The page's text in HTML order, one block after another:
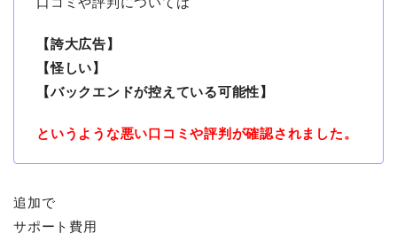
【誇大広告】
【怪しい】
【バックエンドが控えている可能性】
というような悪い口コミや評判が確認されました。
追加で
サポート費用